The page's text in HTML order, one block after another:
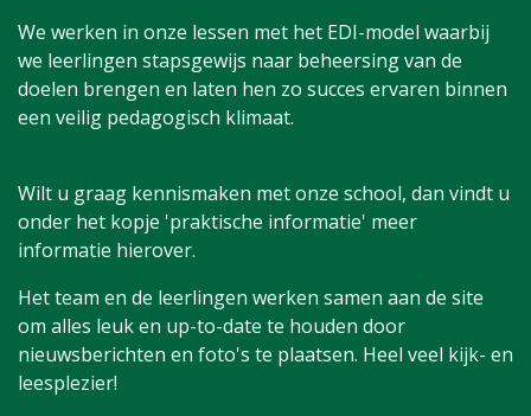
We werken in onze lessen met het EDI-model waarbij
we leerlingen stapsgewijs naar beheersing van de
doelen brengen en laten hen zo succes ervaren binnen
een veilig pedagogisch klimaat.
Wilt u graag kennismaken met onze school, dan vindt u
onder het kopje 'praktische informatie' meer
informatie hierover.
Het team en de leerlingen werken samen aan de site
om alles leuk en up-to-date te houden door
nieuwsberichten en foto's te plaatsen. Heel veel kijk- en
leesplezier!